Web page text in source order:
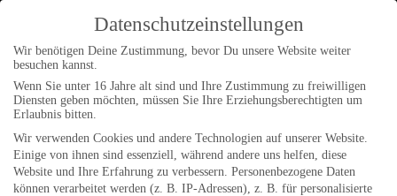
Datenschutzeinstellungen
Wir benötigen Deine Zustimmung, bevor Du unsere Website weiter
besuchen kannst.
Wenn Sie unter 16 Jahre alt sind und Ihre Zustimmung zu freiwilligen
Diensten geben möchten, müssen Sie Ihre Erziehungsberechtigten um
Erlaubnis bitten.
Wir verwenden Cookies und andere Technologien auf unserer Website.
Einige von ihnen sind essenziell, während andere uns helfen, diese
Website und Ihre Erfahrung zu verbessern. Personenbezogene Daten
können verarbeitet werden (z. B. IP-Adressen), z. B. für personalisierte